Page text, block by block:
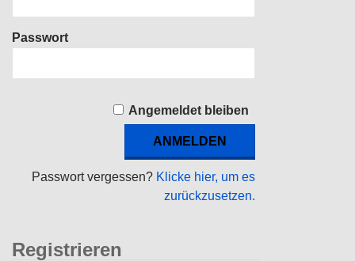
Passwort
Angemeldet bleiben
Passwort vergessen? Klicke hier, um es
zurückzusetzen.
Registrieren